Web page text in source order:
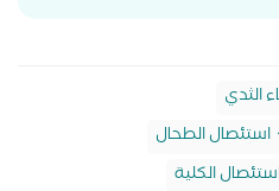
الثدي
استئصال الطحال
الكلية